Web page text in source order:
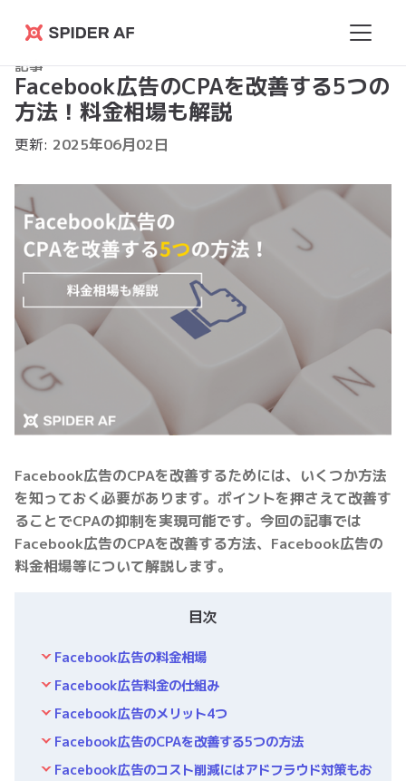
Spider
AF
記事
Facebook広告のCPAを改善する5つの
方法！料金相場も解説
更新: 2025年06月02日
Facebook広告のCPAを改善するためには、いくつか方法
を知っておく必要があります。ポイントを押さえて改善す
ることでCPAの抑制を実現可能です。今回の記事では
Facebook広告のCPAを改善する方法、Facebook広告の
料金相場等について解説します。
目次
Facebook広告の料金相場
Facebook広告料金の仕組み
Facebook広告のメリット4つ
Facebook広告のCPAを改善する5つの方法
Facebook広告のコスト削減にはアドフラウド対策もお